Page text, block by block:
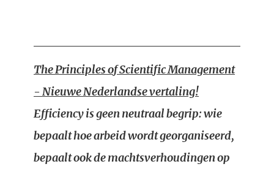
The Principles of Scientific Management
- Nieuwe Nederlandse vertaling!
Efficiency is geen neutraal begrip: wie
bepaalt hoe arbeid wordt georganiseerd,
bepaalt ook de machtsverhoudingen op